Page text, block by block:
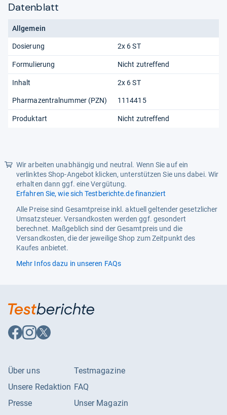
Datenblatt
Allgemein
Dosierung 2x 6 ST
Formulierung Nicht zutreffend
Inhalt 2x 6 ST
Pharmazentralnummer (PZN) 1114415
Produktart Nicht zutreffend
Wir arbeiten unabhängig und neutral. Wenn Sie auf ein
verlinktes Shop-Angebot klicken, unterstützen Sie uns dabei. Wir
erhalten dann ggf. eine Vergütung.
Erfahren Sie, wie sich Testberichte.de finanziert
Alle Preise sind Gesamtpreise inkl. aktuell geltender gesetzlicher
Umsatzsteuer. Versandkosten werden ggf. gesondert
berechnet. Maßgeblich sind der Gesamtpreis und die
Versandkosten, die der jeweilige Shop zum Zeitpunkt des
Kaufes anbietet.
Mehr Infos dazu in unseren FAQs
Auf
Facebook
Auf
Instagram
Auf
X
Über uns
Unsere Redaktion
Presse
Testmagazine
FAQ
Unser Magazin